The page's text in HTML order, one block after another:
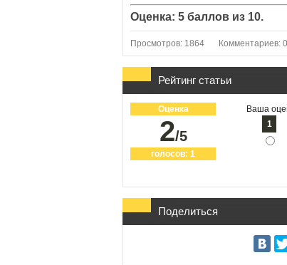
Оценка: 5 баллов из 10.
Просмотров: 1864 Комментариев: 0
Рейтинг статьи
Оценка
2/5
голосов: 1
Ваша
1
Поделиться